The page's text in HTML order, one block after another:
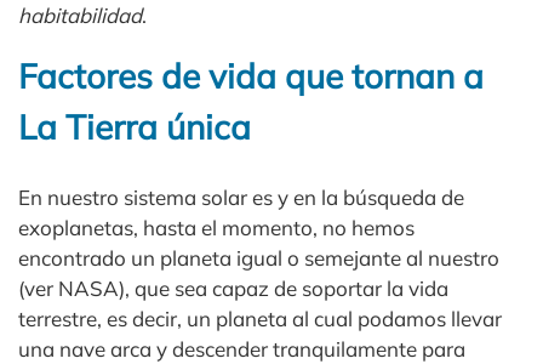
habitabilidad.
Factores de vida que tornan a
La Tierra única
En nuestro sistema solar es y en la búsqueda de
exoplanetas, hasta el momento, no hemos
encontrado un planeta igual o semejante al nuestro
(ver NASA), que sea capaz de soportar la vida
terrestre, es decir, un planeta al cual podamos llevar
una nave arca y descender tranquilamente para